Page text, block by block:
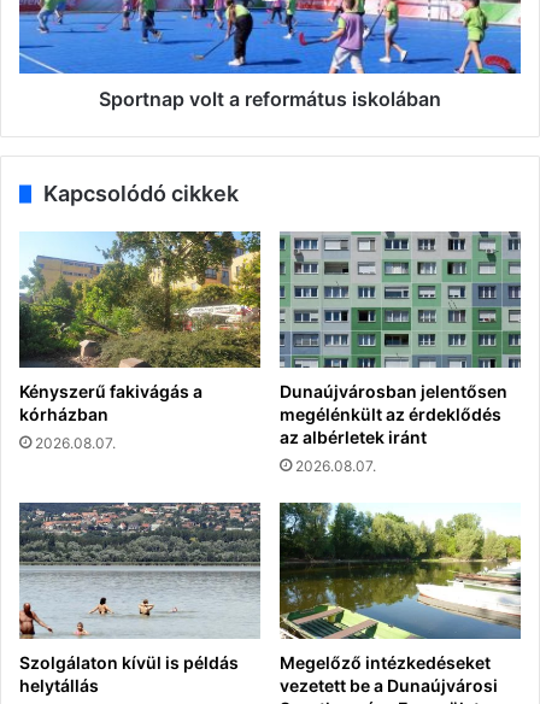
Sportnap volt a református iskolában
Kapcsolódó cikkek
Kényszerű fakivágás a
kórházban
2026.08.07.
Dunaújvárosban jelentősen
megélénkült az érdeklődés
az albérletek iránt
2026.08.07.
Szolgálaton kívül is példás
helytállás
Megelőző intézkedéseket
vezetett be a Dunaújvárosi